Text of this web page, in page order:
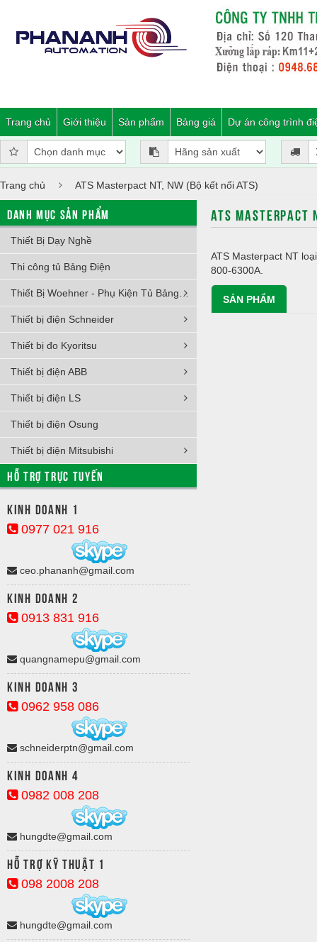
Trang chủ Giới thiệu Sản phẩm Bảng giá Dự án công trình
Trang chủ ATS Masterpact NT, NW (Bộ kết nối ATS)
ATS
ATS Masterpact NT
800-6300A.
SẢN PHẨM
DANH MỤC SẢN PHẨM
Thiết Bị Dạy Nghề
Thi công tủ Bảng Điện
Thiết Bị Woehner - Phụ Kiện Tủ Bảng Điện
Thiết bị điện Schneider
Thiết bị đo Kyoritsu
Thiết bị điện ABB
Thiết bị điện LS
Thiết bị điện Osung
Thiết bị điện Mitsubishi
HỖ TRỢ TRỰC TUYẾN
Kinh doanh 1
0977 021 916
ceo.phananh@gmail.com
Kinh doanh 2
0913 831 916
quangnamepu@gmail.com
Kinh doanh 3
0962 958 086
schneiderptn@gmail.com
Kinh doanh 4
0982 008 208
hungdte@gmail.com
Hỗ trợ kỹ thuật 1
098 2008 208
hungdte@gmail.com